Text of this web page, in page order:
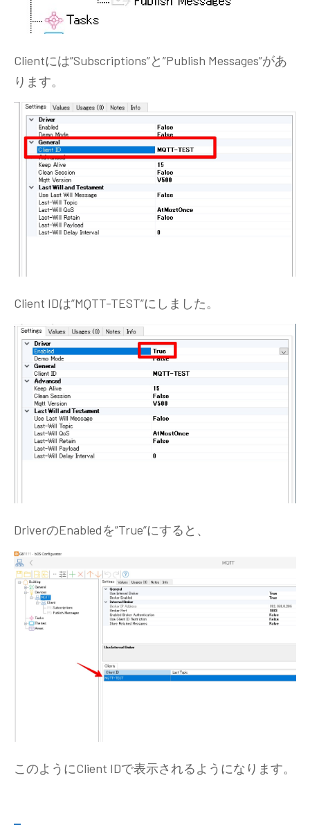
Clientには”Subscriptions”と”Publish Messages”があ
ります。
Client IDは”MQTT-TEST”にしました。
DriverのEnabledを”True”にすると、
このようにClient IDで表示されるようになります。